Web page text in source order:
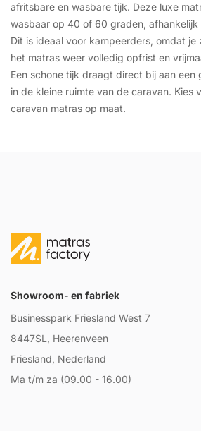
afritsbare en wasbare tijk. Deze luxe
wasbaar op 40 of 60 graden,
Dit is ideaal voor kampeerders, omdat je
het matras weer volledig opfrist en
Een schone tijk draagt direct bij aan een
in de kleine ruimte van de caravan. Kies
caravan matras op maat.
Showroom- en fabriek
Businesspark Friesland West 7
8447SL, Heerenveen
Friesland, Nederland
Ma t/m za (09.00 - 16.00)